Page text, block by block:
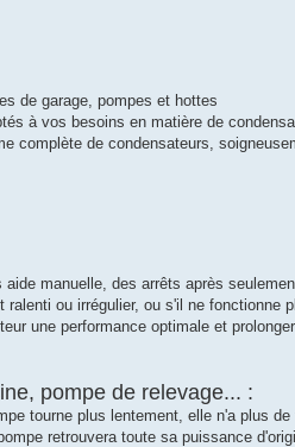
de garage, pompes et hottes
à vos besoins en matière de
complète de condensateurs,
manuelle, des arrêts après
ou irrégulier, ou s'il ne fonctionne
une performance optimale et
pompe de relevage... :
tourne plus lentement, elle n'a plus
retrouvera toute sa puissance